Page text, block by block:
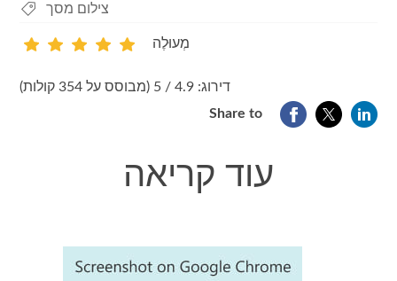
צילום מסך
מְעוּלֶה
דירוג: 4.9 / 5 (מבוסס על 354 קולות)
Share to
עוד קריאה